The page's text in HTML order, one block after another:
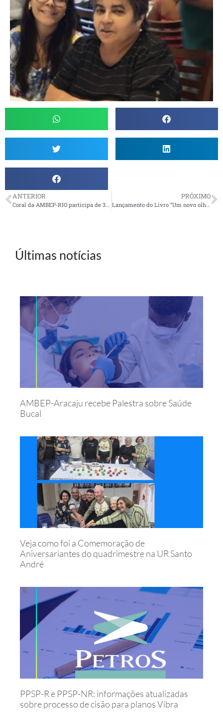
ANTERIOR PRÓXIMO
Últimas notícias
AMBEP-Aracaju recebe Palestra sobre Saúde
Bucal
Veja como foi a Comemoração de
Aniversariantes do quadrimestre na UR Santo
André
PPSP-R e PPSP-NR: informações atualizadas
sobre processo de cisão para planos Vibra